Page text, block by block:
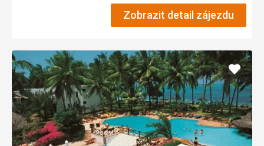
Zobrazit detail zájezdu
Přidat
do